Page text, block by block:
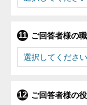
ご回答者様の
ご回答者様の